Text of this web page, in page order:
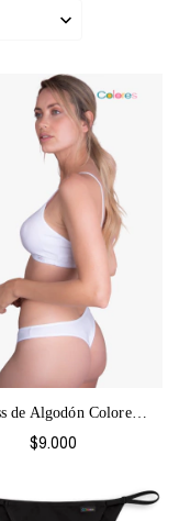
Colaless de Algodón Colores-52
$9.000